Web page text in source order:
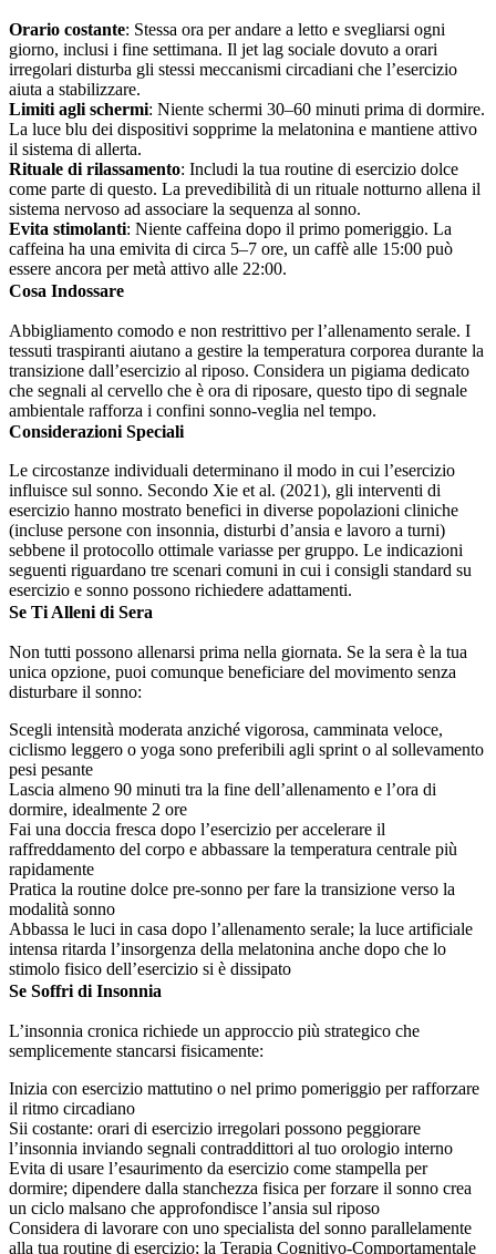
Orario costante: Stessa ora per andare a letto e svegliarsi ogni
giorno, inclusi i fine settimana. Il jet lag sociale dovuto a orari
irregolari disturba gli stessi meccanismi circadiani che l’esercizio
aiuta a stabilizzare.
Limiti agli schermi: Niente schermi 30–60 minuti prima di dormire.
La luce blu dei dispositivi sopprime la melatonina e mantiene attivo
il sistema di allerta.
Rituale di rilassamento: Includi la tua routine di esercizio dolce
come parte di questo. La prevedibilità di un rituale notturno allena il
sistema nervoso ad associare la sequenza al sonno.
Evita stimolanti: Niente caffeina dopo il primo pomeriggio. La
caffeina ha una emivita di circa 5–7 ore, un caffè alle 15:00 può
essere ancora per metà attivo alle 22:00.
Cosa Indossare
Abbigliamento comodo e non restrittivo per l’allenamento serale. I
tessuti traspiranti aiutano a gestire la temperatura corporea durante la
transizione dall’esercizio al riposo. Considera un pigiama dedicato
che segnali al cervello che è ora di riposare, questo tipo di segnale
ambientale rafforza i confini sonno-veglia nel tempo.
Considerazioni Speciali
Le circostanze individuali determinano il modo in cui l’esercizio
influisce sul sonno. Secondo Xie et al. (2021), gli interventi di
esercizio hanno mostrato benefici in diverse popolazioni cliniche
(incluse persone con insonnia, disturbi d’ansia e lavoro a turni)
sebbene il protocollo ottimale variasse per gruppo. Le indicazioni
seguenti riguardano tre scenari comuni in cui i consigli standard su
esercizio e sonno possono richiedere adattamenti.
Se Ti Alleni di Sera
Non tutti possono allenarsi prima nella giornata. Se la sera è la tua
unica opzione, puoi comunque beneficiare del movimento senza
disturbare il sonno:
Scegli intensità moderata anziché vigorosa, camminata veloce,
ciclismo leggero o yoga sono preferibili agli sprint o al sollevamento
pesi pesante
Lascia almeno 90 minuti tra la fine dell’allenamento e l’ora di
dormire, idealmente 2 ore
Fai una doccia fresca dopo l’esercizio per accelerare il
raffreddamento del corpo e abbassare la temperatura centrale più
rapidamente
Pratica la routine dolce pre-sonno per fare la transizione verso la
modalità sonno
Abbassa le luci in casa dopo l’allenamento serale; la luce artificiale
intensa ritarda l’insorgenza della melatonina anche dopo che lo
stimolo fisico dell’esercizio si è dissipato
Se Soffri di Insonnia
L’insonnia cronica richiede un approccio più strategico che
semplicemente stancarsi fisicamente:
Inizia con esercizio mattutino o nel primo pomeriggio per rafforzare
il ritmo circadiano
Sii costante: orari di esercizio irregolari possono peggiorare
l’insonnia inviando segnali contraddittori al tuo orologio interno
Evita di usare l’esaurimento da esercizio come stampella per
dormire; dipendere dalla stanchezza fisica per forzare il sonno crea
un ciclo malsano che approfondisce l’ansia sul riposo
Considera di lavorare con uno specialista del sonno parallelamente
alla tua routine di esercizio; la Terapia Cognitivo-Comportamentale